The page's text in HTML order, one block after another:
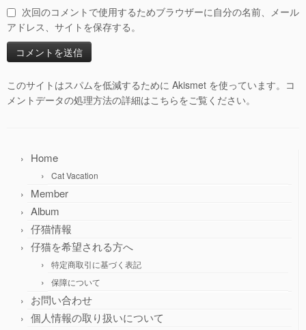
次回のコメントで使用するためブラウザーに自分の名前、メール
アドレス、サイトを保存する。
このサイトはスパムを低減するために Akismet を使っています。 コ
メントデータの処理方法の詳細はこちらをご覧ください。
Home
Cat Vacation
Member
Album
仔猫情報
仔猫を希望される方へ
特定商取引に基づく表記
保障について
お問い合わせ
個人情報の取り扱いについて